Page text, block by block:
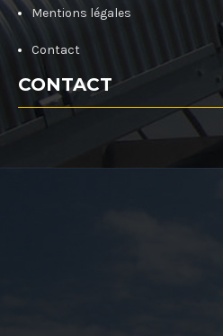
Mentions légales
Contact
CONTACT